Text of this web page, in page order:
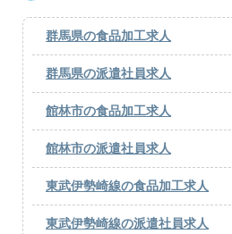
群馬県の食品加工求人
群馬県の派遣社員求人
館林市の食品加工求人
館林市の派遣社員求人
東武伊勢崎線の食品加工求人
東武伊勢崎線の派遣社員求人